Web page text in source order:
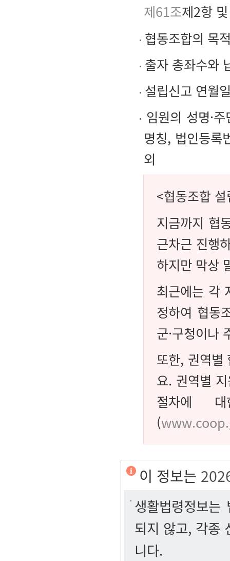
제61조제2항
협동조합의 목
출자 총좌수와
설립신고 연월
임원의 성명·
명칭, 법인등록
외
<협동조합
지금까지 협
근차근 진행
하지만 막상
최근에는 각
정하여 협동
군·구청이나
또한, 권역별
요. 권역별
절차에
(
이 정보는
생활법령정보
되지 않고, 각종
니다.